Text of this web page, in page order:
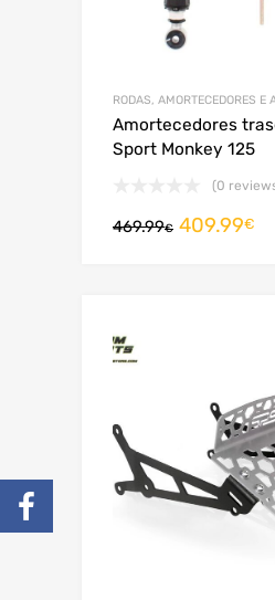
RODAS, AMORTECEDORES E
Amortecedores
Sport Monkey 125
(0
469.99€ 409.99€